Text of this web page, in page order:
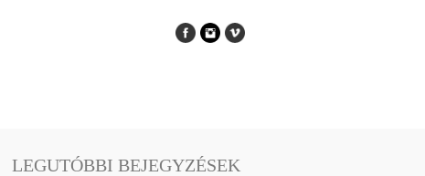
LEGUTÓBBI BEJEGYZÉSEK